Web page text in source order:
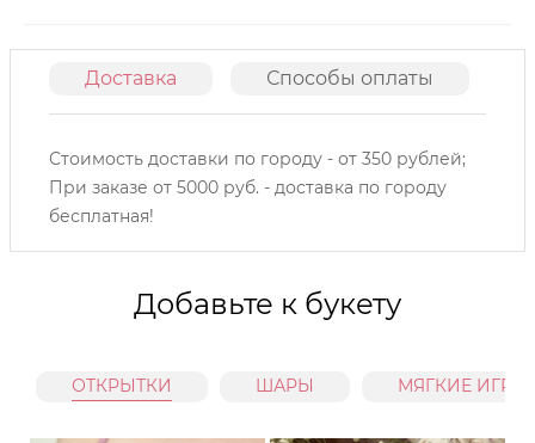
Доставка Способы оплаты
Стоимость доставки по городу - от 350 рублей;
При заказе от 5000 руб. - доставка по городу
бесплатная!
Добавьте к букету
ОТКРЫТКИ ШАРЫ МЯГКИЕ